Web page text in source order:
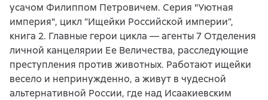
усачом Филиппом Петровичем. Серия "Уютная
империя", цикл “Ищейки Российской империи”,
книга 2. Главные герои цикла — агенты 7 Отделения
личной канцелярии Ее Величества, расследующие
преступления против животных. Работают ищейки
весело и непринужденно, а живут в чудесной
альтернативной России, где над Исаакиевским